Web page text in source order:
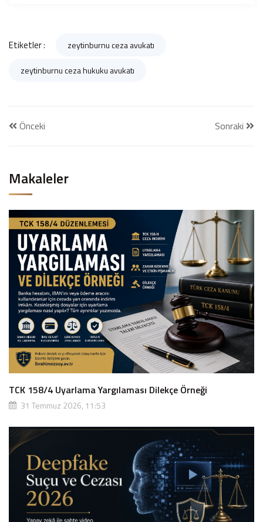
Etiketler : zeytinburnu ceza avukatı
zeytinburnu ceza hukuku avukatı
Önceki Sonraki
Makaleler
TCK 158/4 Uyarlama Yargılaması Dilekçe Örneği
31 Temmuz 2026, 11:53